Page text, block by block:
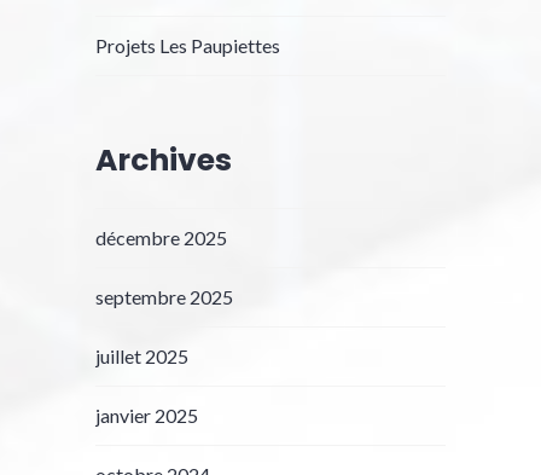
Projets Les Paupiettes
Archives
décembre 2025
septembre 2025
juillet 2025
janvier 2025